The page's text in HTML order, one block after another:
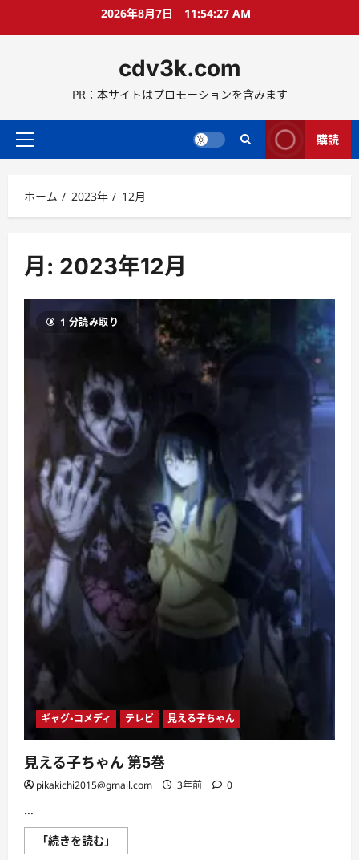
ス
ッ
2026年8月7日 11:54:30 AM
cdv3k.com
PR：本サイトはプロモーションを含みます
メ
メ
ニ
ー
購読
ホーム 2023年 12月
月: 2023年12月
1 分読み取り
ギャグ・コメディ テレビ 見える子ちゃん
見える子ちゃん 第5巻
pikakichi2015@gmail.com 3年前 0
...
「続きを読む」
え
Windows10対応作品